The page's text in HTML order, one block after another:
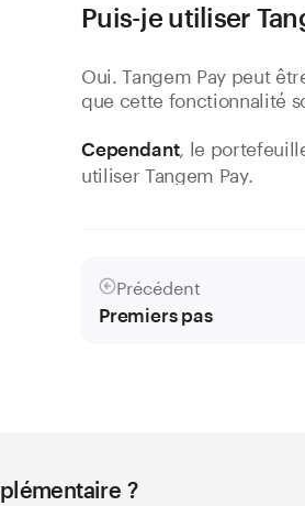
Puis-je utiliser
Oui. Tangem Pay peut
que cette fonctionnalité
Cependant, le
utiliser Tangem Pay.
Précédent
Premiers pas
?